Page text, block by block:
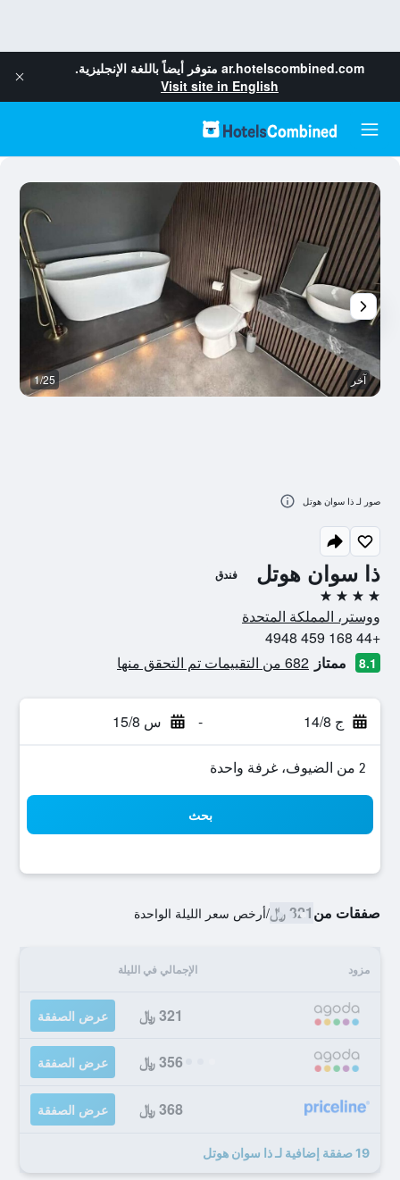
ar.hotelscombined.com متوفر أيضاً باللغة الإنجليزية.
Visit site in English
ذا سوان هوتل فندق
4 نجوم
ووستر، المملكة المتحدة
+44 168 459 4948
8.1 ممتاز 682 من التقييمات تم التحقق منها
ج 14/8 - س 15/8
2 من الضيوف، غرفة واحدة
بحث
صفقات من321 ﷼ /أرخص سعر الليلة الواحدة
مزود الإجمالي في الليلة
321 ﷼ عرض الصفقة
356 ﷼ عرض الصفقة
368 ﷼ عرض الصفقة
19 صفقة إضافية لـ ذا سوان هوتل
آخر 1/25
صور لـ ذا سوان هوتل